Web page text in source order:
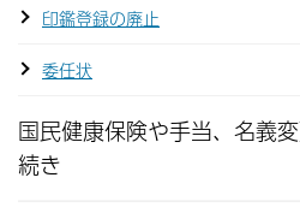
印鑑登録の廃止
委任状
国民健康保険や手当、名義
続き